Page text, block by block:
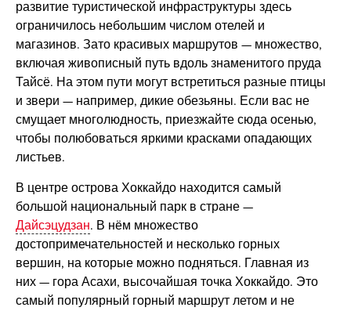
развитие туристической инфраструктуры здесь
ограничилось небольшим числом отелей и
магазинов. Зато красивых маршрутов — множество,
включая живописный путь вдоль знаменитого пруда
Тайсё. На этом пути могут встретиться разные птицы
и звери — например, дикие обезьяны. Если вас не
смущает многолюдность, приезжайте сюда осенью,
чтобы полюбоваться яркими красками опадающих
листьев.
В центре острова Хоккайдо находится самый
большой национальный парк в стране —
Дайсэцудзан. В нём множество
достопримечательностей и несколько горных
вершин, на которые можно подняться. Главная из
них — гора Асахи, высочайшая точка Хоккайдо. Это
самый популярный горный маршрут летом и не